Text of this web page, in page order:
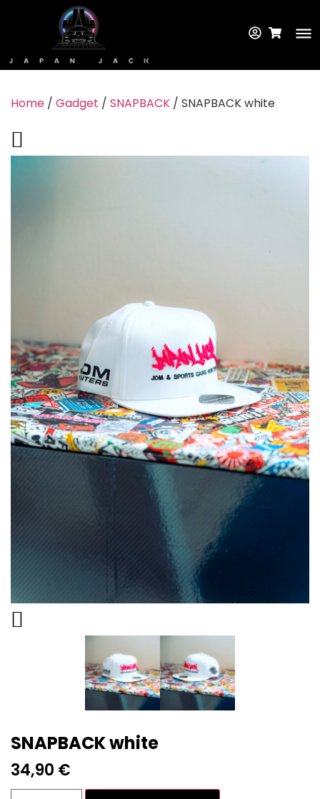
Home / Gadget / SNAPBACK / SNAPBACK white
SNAPBACK white
34,90 €